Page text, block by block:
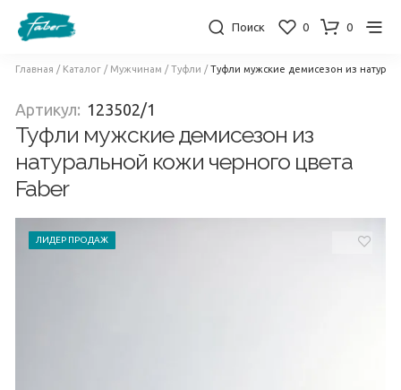
Поиск 0 0
Главная / Каталог / Мужчинам /Туфли /Туфли мужские демисезон из
Артикул: 123502/1
Туфли мужские демисезон из
натуральной кожи черного цвета
Faber
ЛИДЕР ПРОДАЖ